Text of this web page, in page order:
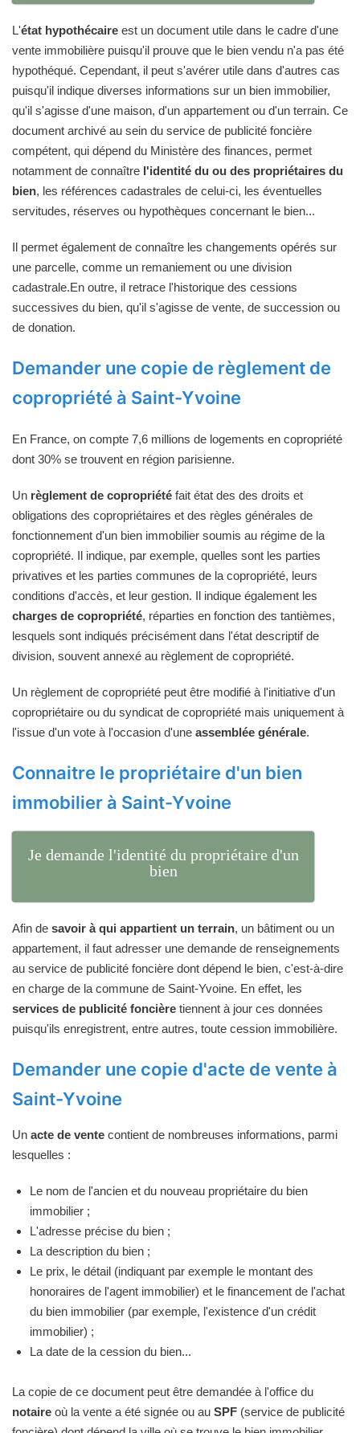
L'état hypothécaire est un document utile dans le cadre d'une
vente immobilière puisqu'il prouve que le bien vendu n'a pas été
hypothéqué. Cependant, il peut s'avérer utile dans d'autres cas
puisqu'il indique diverses informations sur un bien immobilier,
qu'il s'agisse d'une maison, d'un appartement ou d'un terrain. Ce
document archivé au sein du service de publicité foncière
compétent, qui dépend du Ministère des finances, permet
notamment de connaître l'identité du ou des propriétaires du
bien, les références cadastrales de celui-ci, les éventuelles
servitudes, réserves ou hypothèques concernant le bien...
Il permet également de connaître les changements opérés sur
une parcelle, comme un remaniement ou une division
cadastrale.En outre, il retrace l'historique des cessions
successives du bien, qu'il s'agisse de vente, de succession ou
de donation.
Demander une copie de règlement de
copropriété à Saint-Yvoine
En France, on compte 7,6 millions de logements en copropriété
dont 30% se trouvent en région parisienne.
Un règlement de copropriété fait état des des droits et
obligations des copropriétaires et des règles générales de
fonctionnement d'un bien immobilier soumis au régime de la
copropriété. Il indique, par exemple, quelles sont les parties
privatives et les parties communes de la copropriété, leurs
conditions d'accès, et leur gestion. Il indique également les
charges de copropriété, réparties en fonction des tantièmes,
lesquels sont indiqués précisément dans l'état descriptif de
division, souvent annexé au règlement de copropriété.
Un règlement de copropriété peut être modifié à l'initiative d'un
copropriétaire ou du syndicat de copropriété mais uniquement à
l'issue d'un vote à l'occasion d'une assemblée générale.
Connaitre le propriétaire d'un bien
immobilier à Saint-Yvoine
Je demande l'identité du propriétaire d'un
bien
Afin de savoir à qui appartient un terrain, un bâtiment ou un
appartement, il faut adresser une demande de renseignements
au service de publicité foncière dont dépend le bien, c'est-à-dire
en charge de la commune de Saint-Yvoine. En effet, les
services de publicité foncière tiennent à jour ces données
puisqu'ils enregistrent, entre autres, toute cession immobilière.
Demander une copie d'acte de vente à
Saint-Yvoine
Un acte de vente contient de nombreuses informations, parmi
lesquelles :
Le nom de l'ancien et du nouveau propriétaire du bien
immobilier ;
L'adresse précise du bien ;
La description du bien ;
Le prix, le détail (indiquant par exemple le montant des
honoraires de l'agent immobilier) et le financement de l'achat
du bien immobilier (par exemple, l'existence d'un crédit
immobilier) ;
La date de la cession du bien...
La copie de ce document peut être demandée à l'office du
notaire où la vente a été signée ou au SPF (service de publicité